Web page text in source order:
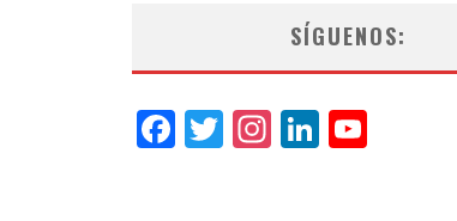
SÍGUENOS:
Facebook
Twitter
Instagram
LinkedIn